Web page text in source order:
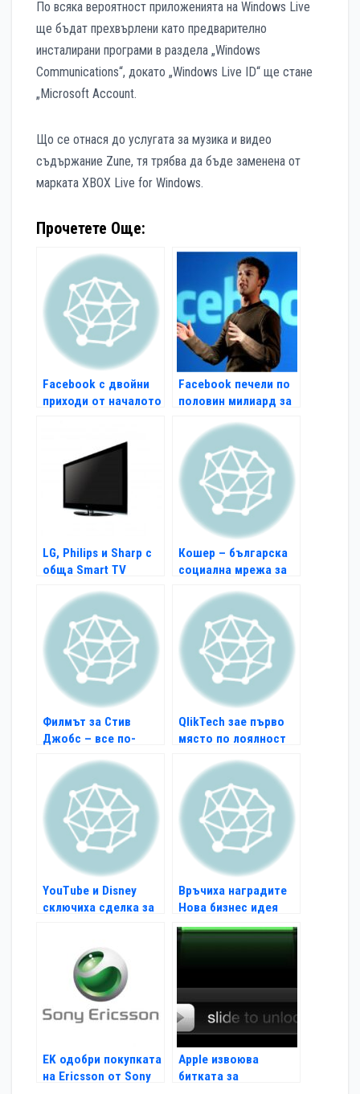
По всяка вероятност приложенията на Windows Live
ще бъдат прехвърлени като предварително
инсталирани програми в раздела „Windows
Communications“, докато „Windows Live ID“ ще стане
„Microsoft Account.
Що се отнася до услугата за музика и видео
съдържание Zune, тя трябва да бъде заменена от
марката XBOX Live for Windows.
Прочетете Още:
Facebook с двойни
приходи от началото
Facebook печели по
половин милиард за
LG, Philips и Sharp с
обща Smart TV
Кошер – българска
социална мрежа за
Филмът за Стив
Джобс – все по-
QlikTech зае първо
място по лоялност
YouTube и Disney
сключиха сделка за
Връчиха наградите
Нова бизнес идея
EK одобри покупката
на Ericsson от Sony
Apple извоюва
битката за